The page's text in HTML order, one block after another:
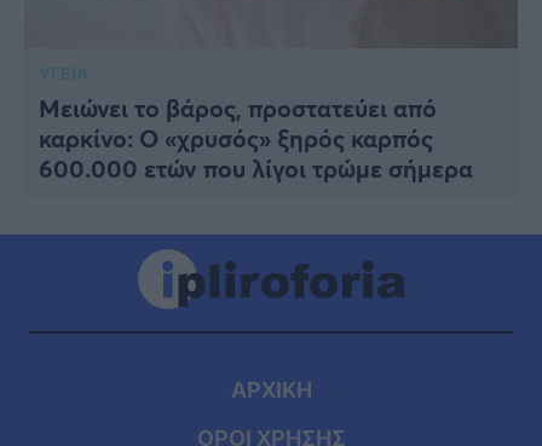
ΥΓΕΙΑ
Μειώνει το βάρος, προστατεύει από
καρκίνο: Ο «χρυσός» ξηρός καρπός
600.000 ετών που λίγοι τρώμε σήμερα
ΑΡΧΙΚΗ
ΟΡΟΙ ΧΡΗΣΗΣ